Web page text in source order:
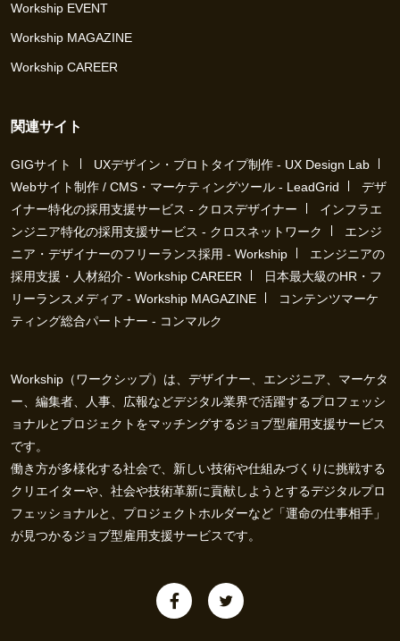
Workship EVENT
Workship MAGAZINE
Workship CAREER
関連サイト
GIGサイト
UXデザイン・プロトタイプ制作 - UX Design Lab
Webサイト制作 / CMS・マーケティングツール - LeadGrid
デザ
イナー特化の採用支援サービス - クロスデザイナー
インフラエ
ンジニア特化の採用支援サービス - クロスネットワーク
エンジ
ニア・デザイナーのフリーランス採用 - Workship
エンジニアの
採用支援・人材紹介 - Workship CAREER
日本最大級のHR・フ
リーランスメディア - Workship MAGAZINE
コンテンツマーケ
ティング総合パートナー - コンマルク
Workship（ワークシップ）は、デザイナー、エンジニア、マーケタ
ー、編集者、人事、広報などデジタル業界で活躍するプロフェッシ
ョナルとプロジェクトをマッチングするジョブ型雇用支援サービス
です。
働き方が多様化する社会で、新しい技術や仕組みづくりに挑戦する
クリエイターや、社会や技術革新に貢献しようとするデジタルプロ
フェッショナルと、プロジェクトホルダーなど「運命の仕事相手」
が見つかるジョブ型雇用支援サービスです。